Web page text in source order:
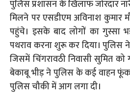
पुलिस प्रशासन के खिलाफ जोरदार
मिलने पर एसडीएम अविनाश कुमार
पहुंचे। इसके बाद लोगों का गुस्सा
पथराव करना शुरू कर दिया। पुलिस
जिसमें चिंगरावठी निवासी सुमित
बेकाबू भीड़ ने पुलिस के कई वाहन फूंक
पुलिस चौकी में आग लगा दी।